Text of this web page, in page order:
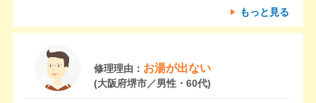
もっと見る
修理理由： お湯が出ない
(大阪府堺市／男性・60代)